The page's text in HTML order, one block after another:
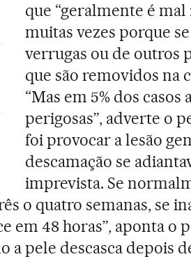
que “geralmente é
muitas vezes porque
verrugas ou de outros
que são removidos na
“Mas em 5% dos
perigosas”, adverte o
foi provocar a lesão
descamação se
imprevista. Se
o quatro semanas, se
em 48 horas”, aponta o
a pele descasca depois